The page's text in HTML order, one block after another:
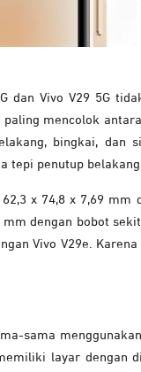
dan Vivo V29 5G
paling mencolok
bingkai, dan
tepi penutup
x 74,8 x 7,69 mm
dengan bobot
Vivo V29e.
sama
layar dengan